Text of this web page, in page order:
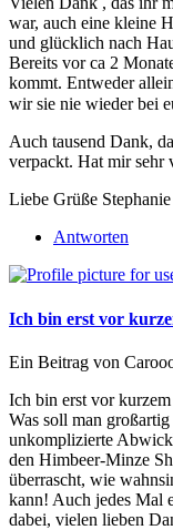
war, auch eine kleine
und glücklich nach
Bereits vor ca 2
kommt. Entweder
wir sie nie wieder bei
Auch tausend Dank,
verpackt. Hat mir sehr
Liebe Grüße
Antworten
Ich bin erst vor
Ein Beitrag von
Ich bin erst vor
Was soll man
unkomplizierte
den Himbeer-Minze
überrascht, wie
kann! Auch jedes Mal
dabei, vielen lieben